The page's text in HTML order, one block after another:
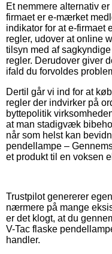
Et nemmere alternativ
firmaet er e-mærket
indikator for at e-
regler, udover at online
tilsyn med af
regler. Derudover giver
ifald du forvoldes
Dertil går vi ind for at
regler der indvirker på
byttepolitik
at man stadigvæk
når som helst kan
pendellampe –
et produkt til en voksen
Trustpilot genererer
nærmere på mange
er det klogt, at du
V-Tac flaske
handler.